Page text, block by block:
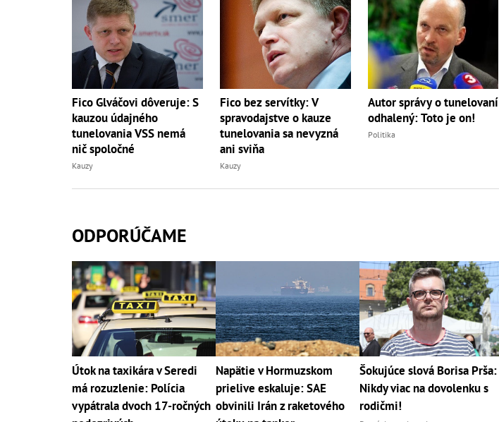
Fico Glváčovi dôveruje: S
kauzou údajného
tunelovania VSS nemá
nič spoločné
Kauzy
Fico bez servítky: V
spravodajstve o kauze
tunelovania sa nevyzná
ani sviňa
Kauzy
Autor správy o tunelovaní
odhalený: Toto je on!
Politika
ODPORÚČAME
Útok na taxikára v Seredi
má rozuzlenie: Polícia
vypátrala dvoch 17-ročných
Napätie v Hormuzskom
prielive eskaluje: SAE
obvinili Irán z raketového
Šokujúce slová Borisa Prša:
Nikdy viac na dovolenku s
rodičmi!